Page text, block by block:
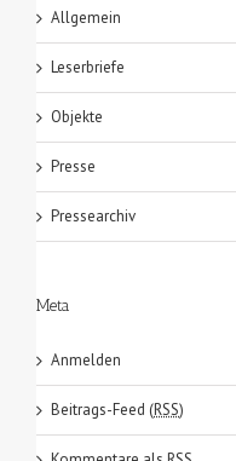
Allgemein
Leserbriefe
Objekte
Presse
Pressearchiv
Meta
Anmelden
Beitrags-Feed (RSS)